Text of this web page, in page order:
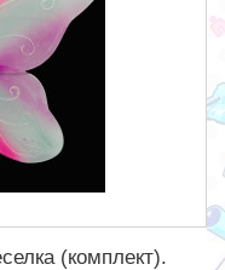
(комплект).